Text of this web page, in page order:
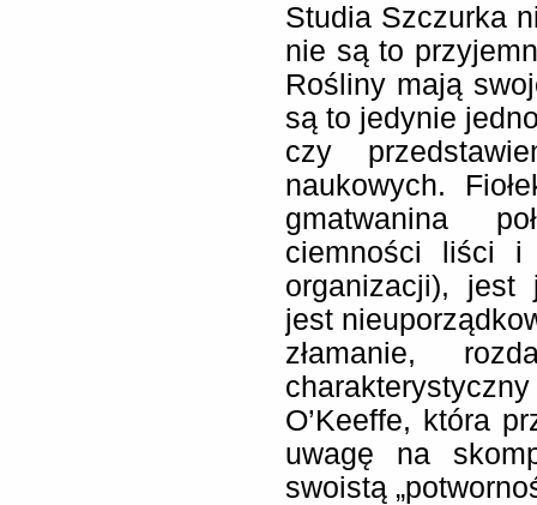
Studia Szczurka
nie są to
Rośliny mają
są to jedynie
czy
naukowych.
gmatwanina
ciemności liści i
organizacji), jest
jest
złamanie,
O’Keeffe, która
uwagę na
swoistą